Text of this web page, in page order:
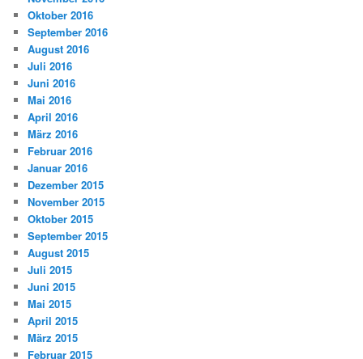
Oktober 2016
September 2016
August 2016
Juli 2016
Juni 2016
Mai 2016
April 2016
März 2016
Februar 2016
Januar 2016
Dezember 2015
November 2015
Oktober 2015
September 2015
August 2015
Juli 2015
Juni 2015
Mai 2015
April 2015
März 2015
Februar 2015